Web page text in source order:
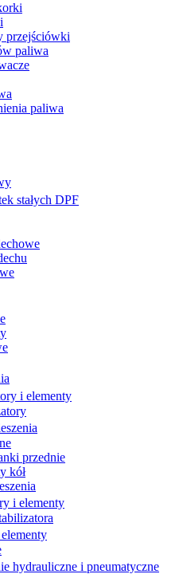
przejściówki
paliwa
paliwa
stałych DPF
i elementy
przednie
kół
i elementy
hydrauliczne i pneumatyczne